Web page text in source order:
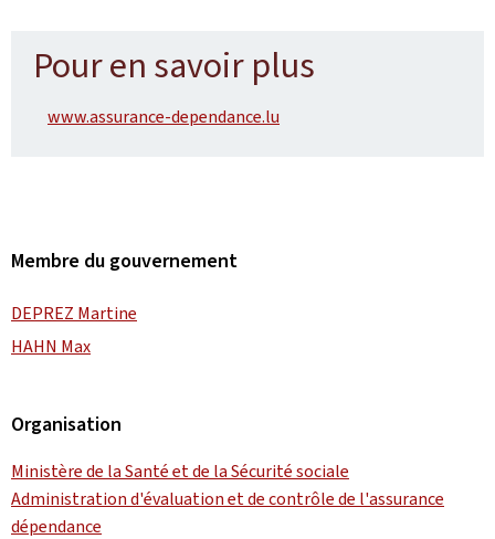
Pour en savoir plus
www.assurance-dependance.lu
Membre du gouvernement
DEPREZ Martine
HAHN Max
Organisation
Ministère de la Santé et de la Sécurité sociale
Administration d'évaluation et de contrôle de l'assurance
dépendance